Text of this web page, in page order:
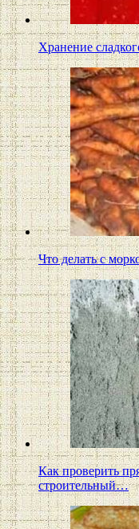
Хранение
Что делать с
Как проверить
строительный…